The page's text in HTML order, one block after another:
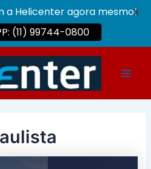
a Helicenter agora mesmo!
(11) 99744-0800
X